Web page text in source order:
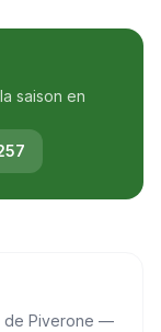
saison en
de Piverone —